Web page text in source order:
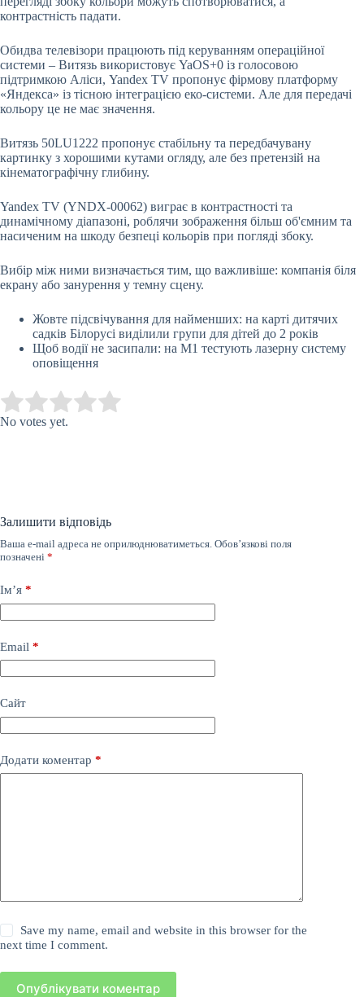
контрастність падати.
Обидва телевізори працюють під керуванням операційної
системи – Витязь використовує YaOS+0 із голосовою
підтримкою Аліси, Yandex TV пропонує фірмову платформу
«Яндекса» із тісною інтеграцією еко-системи. Але для передачі
кольору це не має значення.
Витязь 50LU1222 пропонує стабільну та передбачувану
картинку з хорошими кутами огляду, але без претензій на
кінематографічну глибину.
Yandex TV (YNDX-00062) виграє в контрастності та
динамічному діапазоні, роблячи зображення більш об'ємним та
насиченим на шкоду безпеці кольорів при погляді збоку.
Вибір між ними визначається тим, що важливіше: компанія біля
екрану або занурення у темну сцену.
Жовте підсвічування для найменших: на карті дитячих
садків Білорусі виділили групи для дітей до 2 років
Щоб водії не засипали: на М1 тестують лазерну систему
оповіщення
Rate this item:
No votes yet.
Залишити відповідь
Ваша e-mail адреса не оприлюднюватиметься. Обов’язкові поля
позначені *
Ім’я *
Email *
Сайт
Додати коментар *
Save my name, email and website in this browser for the
next time I comment.
Опублікувати коментар